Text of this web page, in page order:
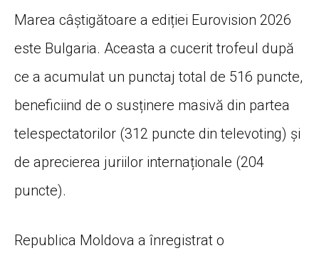
Marea câștigătoare a ediției Eurovision 2026
este Bulgaria. Aceasta a cucerit trofeul după
ce a acumulat un punctaj total de 516 puncte,
beneficiind de o susținere masivă din partea
telespectatorilor (312 puncte din televoting) și
de aprecierea juriilor internaționale (204
puncte).
Republica Moldova a înregistrat o